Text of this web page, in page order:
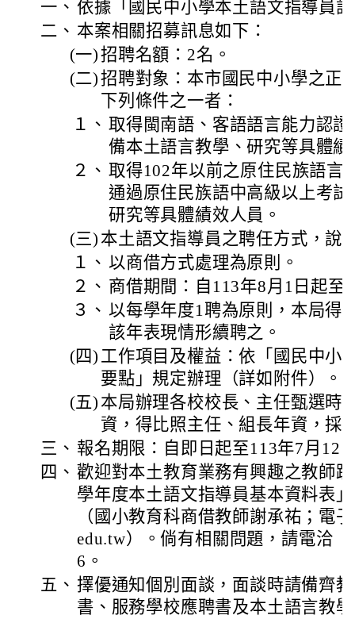
一、 依據「國民中小學本土語文指導員
二、 本案相關招募訊息如下：
(一)招聘名額：2名。
(二)招聘對象：本市國民中小學之正
下列條件之一者：
１、 取得閩南語、客語語言能力認
備本土語言教學、研究等具體
２、 取得102年以前之原住民族語言
通過原住民族語中高級以上考
研究等具體績效人員。
(三) 本土語文指導員之聘任方式，說
１、 以商借方式處理為原則。
２、 商借期間：自113年8月1日起至
３、 以每學年度1聘為原則，本局得
該年表現情形續聘之。
(四) 工作項目及權益：依「國民中小
要點」規定辦理（詳如附件）。
(五) 本局辦理各校校長、主任甄選時
資，得比照主任、組長年資，採
三、 報名期限：自即日起至113年7月12
四、 歡迎對本土教育業務有興趣之教師
學年度本土語文指導員基本資料表
（國小教育科商借教師謝承祐；電
edu.tw）。倘有相關問題，請電洽
6。
五、 擇優通知個別面談，面談時請備齊
書、服務學校應聘書及本土語言教